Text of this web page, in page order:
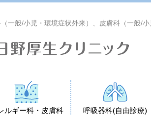
一般/小児・環境症状外来）、皮膚科（一般/小
ルギー科・皮膚科 呼吸器科(自由診療)